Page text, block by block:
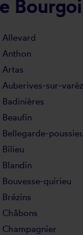
Allevard
Anthon
Artas
Auberives-sur-
Badinières
Beaufin
Bellegarde-poussieu
Bilieu
Blandin
Bouvesse-quirieu
Brézins
Châbons
Champagnier